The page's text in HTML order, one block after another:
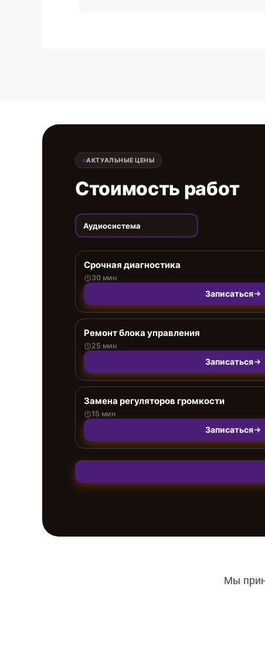
АКТУАЛЬНЫЕ ЦЕНЫ
Стоимость работ
Аудиосистема
Срочная диагностика
30 мин
Записаться
Ремонт блока управления
25 мин
Записаться
Замена регуляторов громкости
15 мин
Записаться
Мы